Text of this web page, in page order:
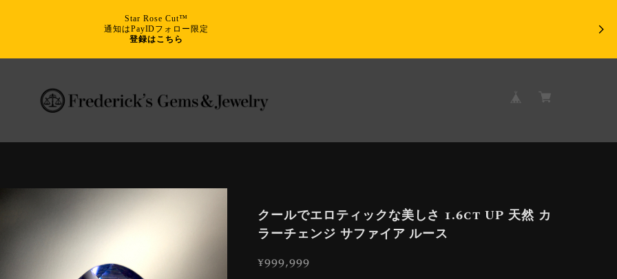
Star Rose Cut™
通知はPayIDフォロー限定
登録はこちら
クールでエロティックな美しさ 1.6ct UP 天然 カ
ラーチェンジ サファイア ルース
¥999,999